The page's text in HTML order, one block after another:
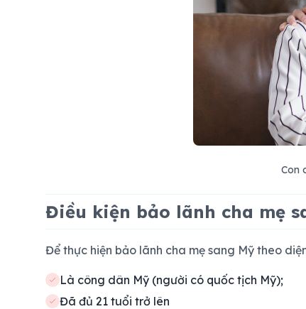
Con
Điều kiện bảo lãnh cha mẹ
Để thực hiện bảo lãnh cha mẹ sang Mỹ theo
Là công dân Mỹ (người có quốc tịch Mỹ);
Đã đủ 21 tuổi trở lên